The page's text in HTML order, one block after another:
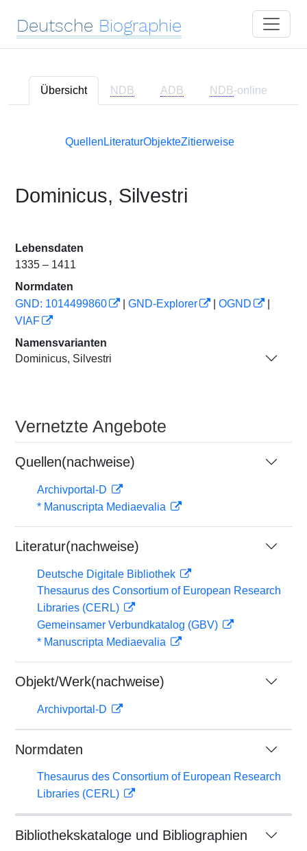
Deutsche Biographie
Übersicht NDB ADB NDB-online
Quellen LiteraturObjekteZitierweise
Dominicus, Silvestri
Lebensdaten
1335 – 1411
Normdaten
GND: 1014499860
GND-Explorer OGND
VIAF
Namensvarianten
Dominicus, Silvestri
Vernetzte Angebote
Quellen(nachweise)
Archivportal-D
* Manuscripta Mediaevalia
Literatur(nachweise)
Deutsche Digitale Bibliothek
Thesaurus des Consortium of European Research
Libraries (CERL)
Gemeinsamer Verbundkatalog (GBV)
* Manuscripta Mediaevalia
Objekt/Werk(nachweise)
Archivportal-D
Normdaten
Thesaurus des Consortium of European Research
Libraries (CERL)
Bibliothekskataloge und Bibliographien